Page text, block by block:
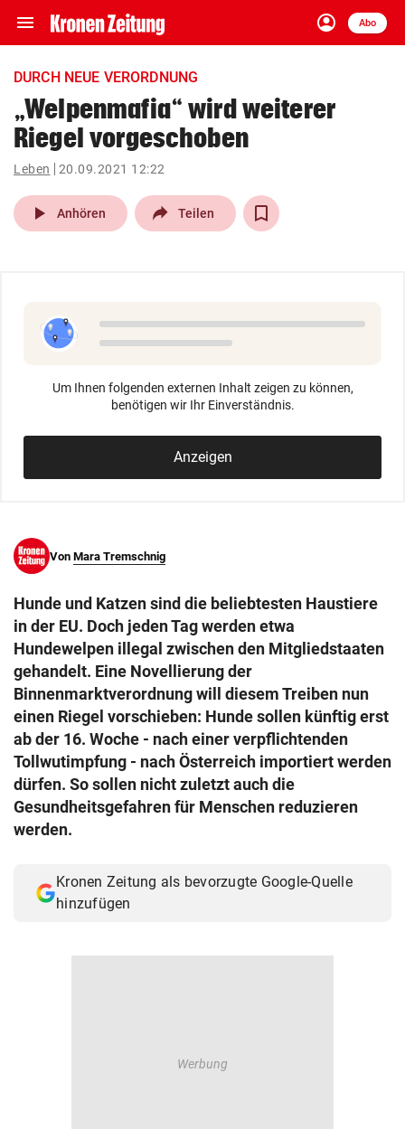
menu Navigation
ein-/ausklappen
account_circle
Anmelden
Abo
close Schließen
account_circle Anmelden
pin_drop
Wien arrow_right
search
eingeben
DURCH NEUE VERORDNUNG
„Welpenmafia“ wird weiterer
Riegel vorgeschoben
Leben 20.09.2021 12:22
play_arrow Anhören Teilen
Um Ihnen folgenden externen Inhalt zeigen zu können,
benötigen wir Ihr Einverständnis.
Anzeigen
Von Mara Tremschnig
Hunde und Katzen sind die beliebtesten Haustiere
in der EU. Doch jeden Tag werden etwa
Hundewelpen illegal zwischen den Mitgliedstaaten
gehandelt. Eine Novellierung der
Binnenmarktverordnung will diesem Treiben nun
einen Riegel vorschieben: Hunde sollen künftig erst
ab der 16. Woche - nach einer verpflichtenden
Tollwutimpfung - nach Österreich importiert werden
dürfen. So sollen nicht zuletzt auch die
Gesundheitsgefahren für Menschen reduzieren
werden.
Kronen Zeitung als bevorzugte Google-Quelle
hinzufügen